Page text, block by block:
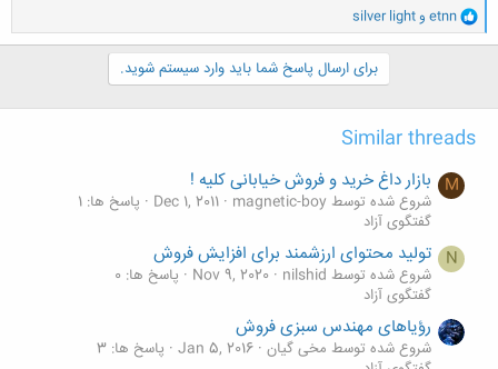
و
ا
ک
:
etnn و silver light
برای ارسال پاسخ شما باید وارد سیستم شوید.
Similar threads
M بازار داغ خرید و فروش خیابانی کلیه !
شروع شده توسط magnetic-boy Dec 1, 2011
پاسخ ها: 1
گفتگوی آزاد
N تولید محتوای ارزشمند برای افزایش فروش
شروع شده توسط nilshid Nov 9, 2020
پاسخ ها: 0
گفتگوی آزاد
رؤیاهای مهندس سبزی فروش
شروع شده توسط مخی گیان Jan 5, 2016 پاسخ ها: 3